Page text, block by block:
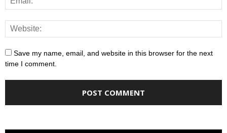
Save my name, email, and website in this browser for the next
time I comment.